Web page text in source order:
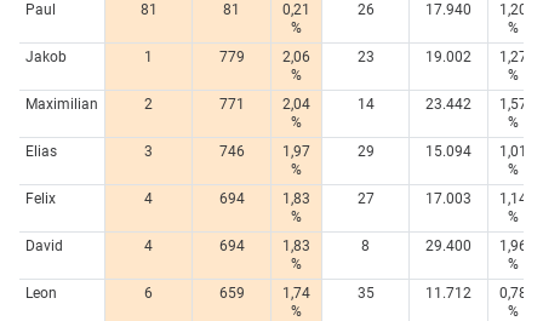
Paul
81 81
0,21
%
26 17.940
1,20
%
Jakob
1 779
2,06
%
23 19.002
1,27
%
Maximilian
2 771
2,04
%
14 23.442
1,57
%
Elias
3 746
1,97
%
29 15.094
1,01
%
Felix
4 694
1,83
%
27 17.003
1,14
%
David
4 694
1,83
%
8 29.400
1,96
%
Leon
6 659
1,74
%
35 11.712
0,78
%